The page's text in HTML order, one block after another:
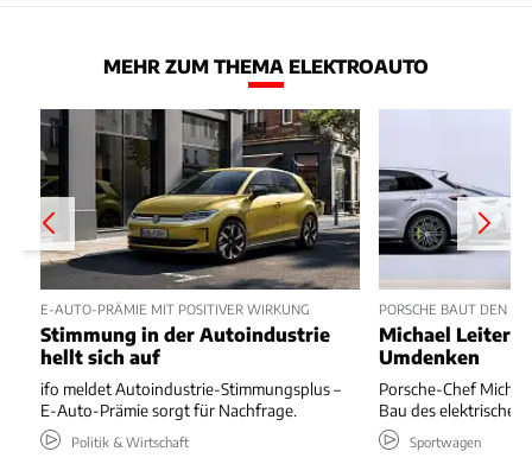
MEHR ZUM THEMA ELEKTROAUTO
E-AUTO-PRÄMIE MIT POSITIVER WIRKUNG
Stimmung in der Autoindustrie
hellt sich auf
ifo meldet Autoindustrie-Stimmungsplus –
E-Auto-Prämie sorgt für Nachfrage.
Politik & Wirtschaft
PORSCHE BAUT DEN
Michael Leiters
Umdenken
Porsche-Chef
Bau des elektrischen
Sportwagen